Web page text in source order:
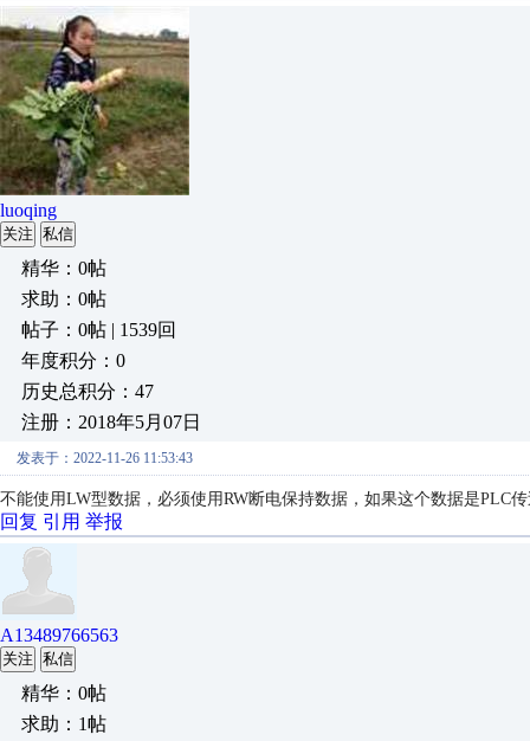
luoqing
关注 私信
精华：0帖
求助：0帖
帖子：0帖 | 1539回
年度积分：0
历史总积分：47
注册：2018年5月07日
发表于：2022-11-26 11:53:43
不能使用LW型数据，必须使用RW断电保持数据，如果这个数据是PLC
回复 引用 举报
A13489766563
关注 私信
精华：0帖
求助：1帖